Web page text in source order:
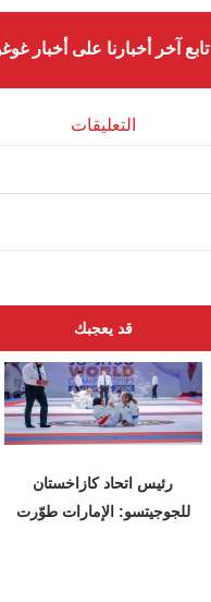
تابع آخر أخبارنا على أخبار
التعليقات
قد يعجبك
رئيس اتحاد كازاخستان
للجوجيتسو: الإمارات طوّرت